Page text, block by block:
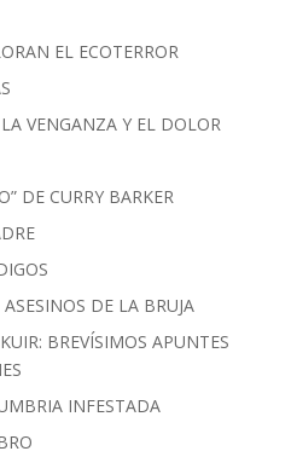
EL ECOTERROR
VENGANZA Y EL DOLOR
DE CURRY BARKER
DE LA BRUJA
BREVÍSIMOS APUNTES
INFESTADA